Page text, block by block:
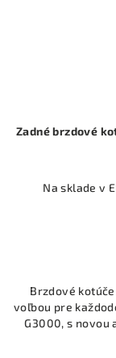
Zadné brzdové
Na sklade v
Brzdové
voľbou pre
G3000, s novou